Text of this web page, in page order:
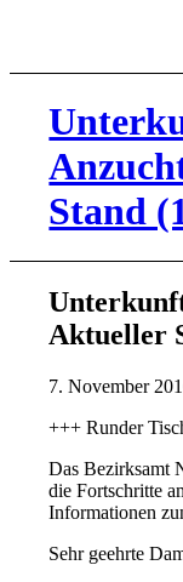
Stand
Aktueller
7. November
+++ Runder
Das Bezirksamt
die Fortschritte
Informationen
Sehr geehrte